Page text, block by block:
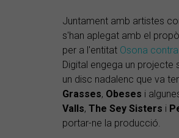
Juntament amb artistes
s'han aplegat amb el
per a l'entitat Osona
Digital engega un
un disc nadalenc que va
Grasses, Obeses i
Valls, The Sey Sisters i
portar-ne la producció.